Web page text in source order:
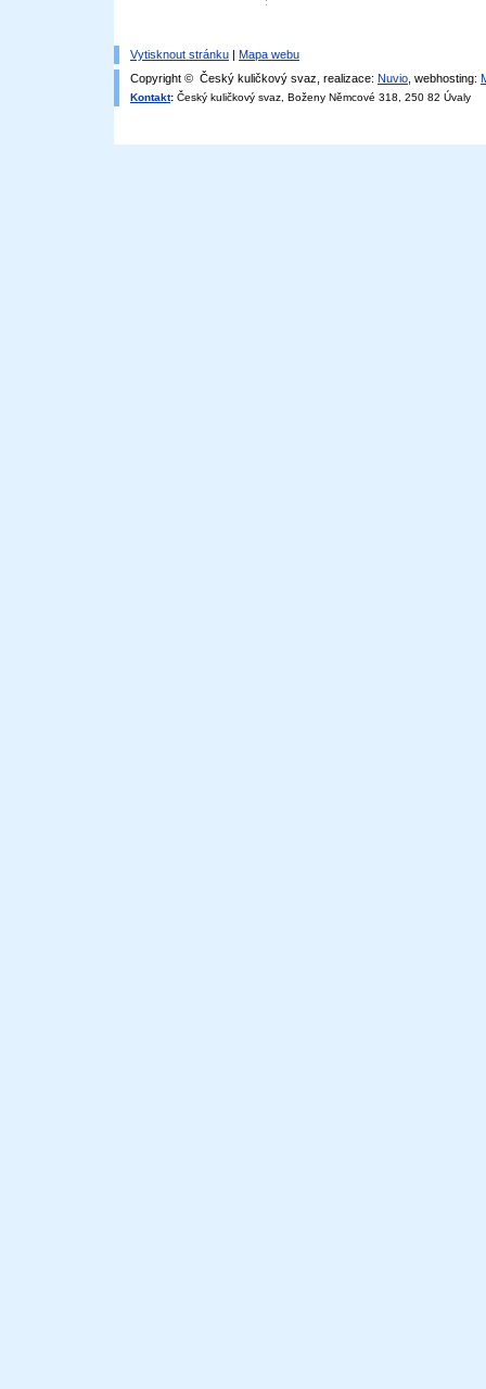
Vytisknout stránku | Mapa webu
Copyright © Český kuličkový svaz, realizace: Nuvio , webhosting:
Kontakt: Český kuličkový svaz, Boženy Němcové 318, 250 82 Úvaly